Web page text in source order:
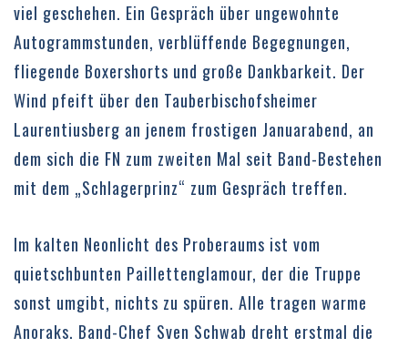
viel geschehen. Ein Gespräch über ungewohnte
Autogrammstunden, verblüffende Begegnungen,
fliegende Boxershorts und große Dankbarkeit. Der
Wind pfeift über den Tauberbischofsheimer
Laurentiusberg an jenem frostigen Januarabend, an
dem sich die FN zum zweiten Mal seit Band-Bestehen
mit dem „Schlagerprinz“ zum Gespräch treffen.
Im kalten Neonlicht des Proberaums ist vom
quietschbunten Paillettenglamour, der die Truppe
sonst umgibt, nichts zu spüren. Alle tragen warme
Anoraks. Band-Chef Sven Schwab dreht erstmal die